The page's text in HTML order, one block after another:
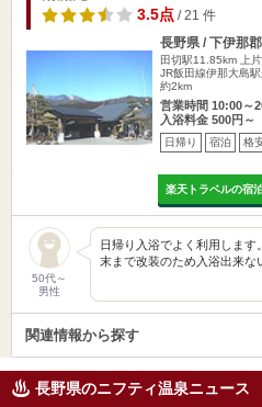
3.5点/ 21 件
長野県 / 下伊那
田切駅11.85km
上
JR飯田線伊那大島
約2km
営業時間 10:00～
入浴料金 500円～
日帰り 宿泊 格
楽天トラベルの宿
50代～
男性
日帰り入浴でよく利用します
末まで改装のため入浴出来な
関連情報から探す
長野県のニフティ温泉ニュース